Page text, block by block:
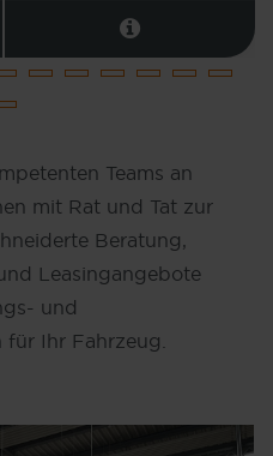
Teams an
mit Rat und Tat zur
Beratung,
Leasingangebote
und
Ihr Fahrzeug.